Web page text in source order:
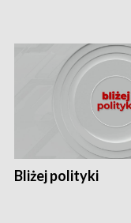
Bliżej polityki